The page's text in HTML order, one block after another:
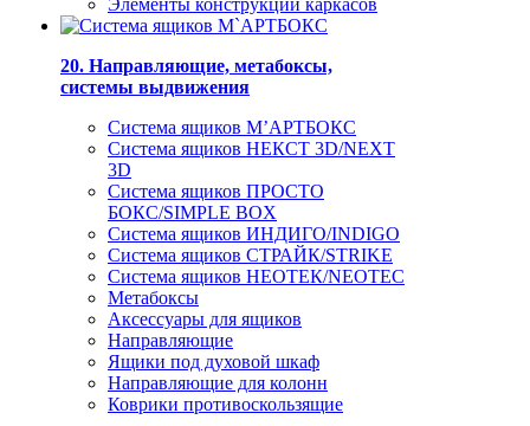
Элементы конструкции каркасов
20. Направляющие, метабоксы,
системы выдвижения
Система ящиков М’АРТБОКС
Система ящиков НЕКСТ 3D/NEXT
3D
Система ящиков ПРОСТО
БОКС/SIMPLE BOX
Система ящиков ИНДИГО/INDIGO
Система ящиков СТРАЙК/STRIKE
Система ящиков НЕОТЕК/NEOTEC
Метабоксы
Аксессуары для ящиков
Направляющие
Ящики под духовой шкаф
Направляющие для колонн
Коврики противоскользящие